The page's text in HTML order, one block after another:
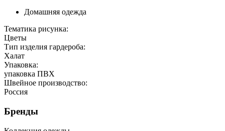
Домашняя одежда
Тематика рисунка:
Цветы
Тип изделия гардероба:
Халат
Упаковка:
упаковка ПВХ
Швейное производство:
Россия
Бренды